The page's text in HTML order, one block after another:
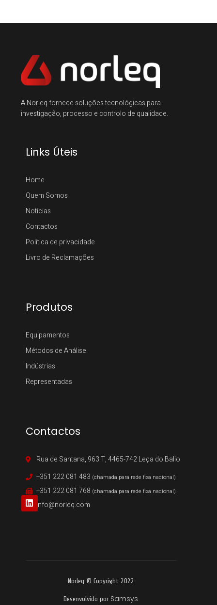
A Norleq fornece soluções tecnológicas para
investigação, processo e controlo de qualidade.
Links Úteis
Home
Quem Somos
Notícias
Contactos
Política de privacidade
Livro de Reclamações
Produtos
Equipamentos
Métodos de Análise
Indústrias
Representadas
Contactos
Rua de Santana, 963 T, 4465-742 Leça do Balio
+351 222 081 483 (chamada para rede fixa nacional)
+351 222 081 768 (chamada para rede fixa nacional)
info@norleq.com
Norleq © Copyright 2022
Desenvolvido por Samsys